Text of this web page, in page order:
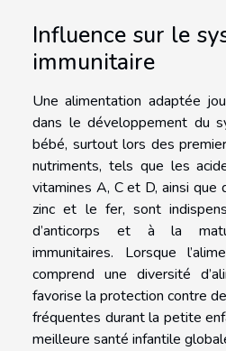
Influence sur le
immunitaire
Une alimentation adaptée
dans le développement du
bébé, surtout lors des
nutriments, tels que les
vitamines A, C et D, ainsi que
zinc et le fer, sont
d’anticorps et à la
immunitaires. Lorsque
comprend une diversité
favorise la protection contre
fréquentes durant la petite
meilleure santé infantile